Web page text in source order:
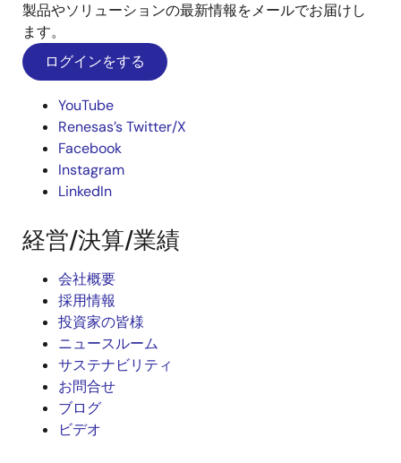
製品やソリューションの最新情報をメールでお届けし
ます。
ログインをする
YouTube
Renesas’s Twitter/X
Facebook
Instagram
LinkedIn
経営/決算/業績
会社概要
採用情報
投資家の皆様
ニュースルーム
サステナビリティ
お問合せ
ブログ
ビデオ